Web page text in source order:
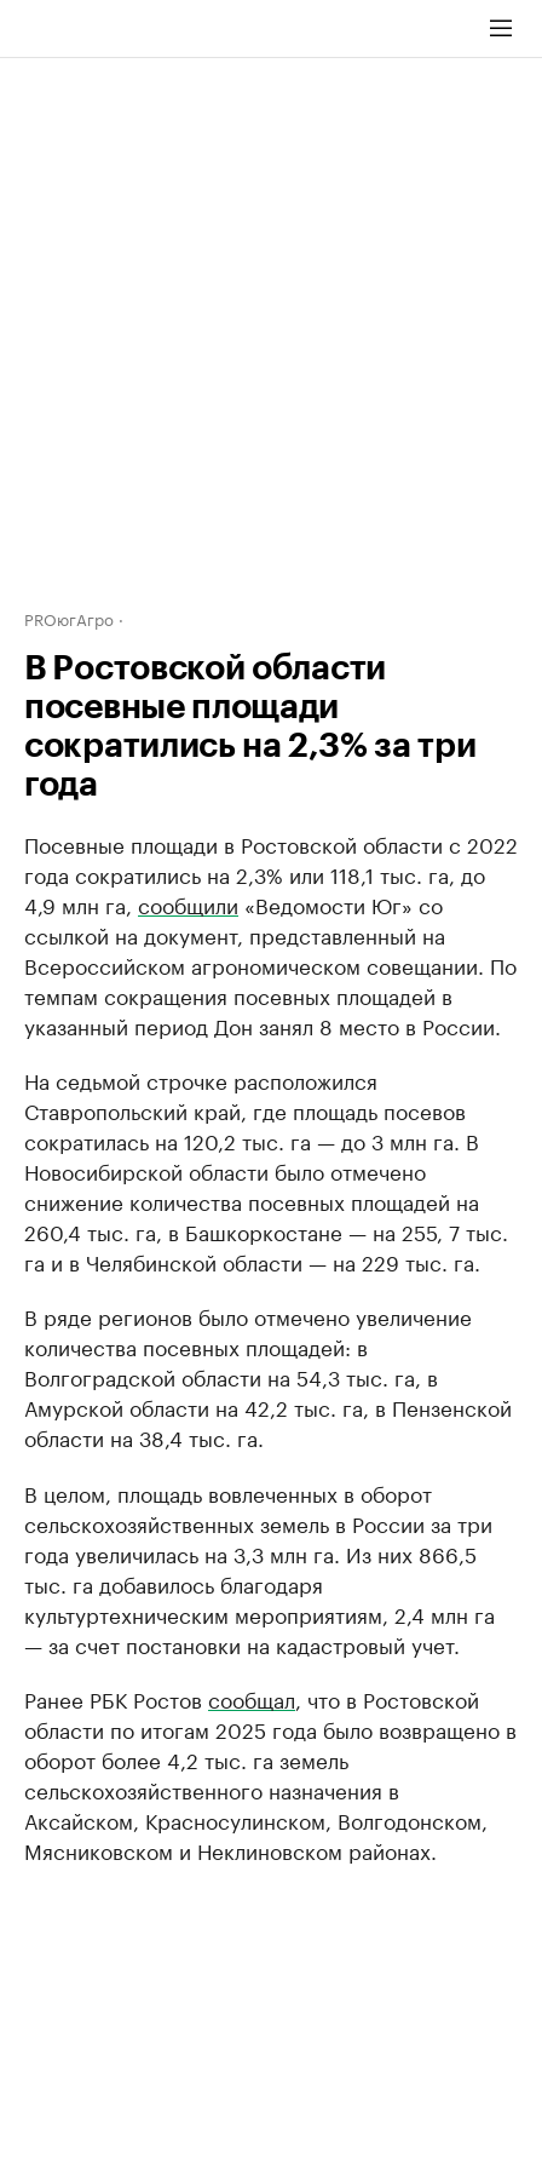
PROюгАгро
В Ростовской области
посевные площади
сократились на 2,3% за три
года
Посевные площади в Ростовской области с 2022
года сократились на 2,3% или 118,1 тыс. га, до
4,9 млн га, сообщили «Ведомости Юг» со
ссылкой на документ, представленный на
Всероссийском агрономическом совещании. По
темпам сокращения посевных площадей в
указанный период Дон занял 8 место в России.
На седьмой строчке расположился
Ставропольский край, где площадь посевов
сократилась на 120,2 тыс. га — до 3 млн га. В
Новосибирской области было отмечено
снижение количества посевных площадей на
260,4 тыс. га, в Башкоркостане — на 255, 7 тыс.
га и в Челябинской области — на 229 тыс. га.
В ряде регионов было отмечено увеличение
количества посевных площадей: в
Волгоградской области на 54,3 тыс. га, в
Амурской области на 42,2 тыс. га, в Пензенской
области на 38,4 тыс. га.
В целом, площадь вовлеченных в оборот
сельскохозяйственных земель в России за три
года увеличилась на 3,3 млн га. Из них 866,5
тыс. га добавилось благодаря
культуртехническим мероприятиям, 2,4 млн га
— за счет постановки на кадастровый учет.
Ранее РБК Ростов сообщал , что в Ростовской
области по итогам 2025 года было возвращено в
оборот более 4,2 тыс. га земель
сельскохозяйственного назначения в
Аксайском, Красносулинском, Волгодонском,
Мясниковском и Неклиновском районах.